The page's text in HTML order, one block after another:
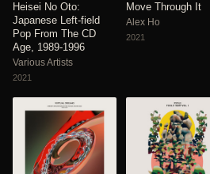
Heisei No Oto:
Japanese Left-field
Pop From The CD
Age, 1989-1996
Various Artists
2021
Move Through It
Alex Ho
2021